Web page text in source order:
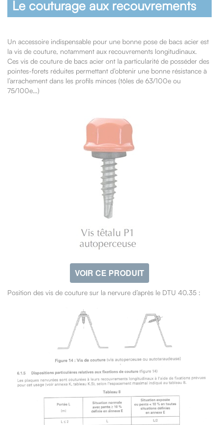
Le couturage aux recouvrements
Un accessoire indispensable pour une bonne pose de bacs acier est
la vis de couture, notamment aux recouvrements longitudinaux.
Ces vis de couture de bacs acier ont la particularité de posséder des
pointes-forets réduites permettant d’obtenir une bonne résistance à
l’arrachement dans les profils minces (tôles de 63/100e ou
75/100e…)
VOIR CE PRODUIT
Position des vis de couture sur la nervure d’après le DTU 40.35 :